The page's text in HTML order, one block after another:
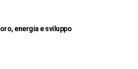
energia e sviluppo